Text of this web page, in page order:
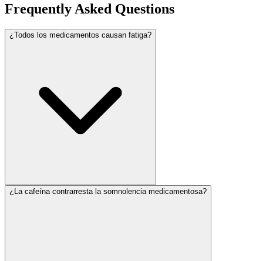
Frequently Asked Questions
¿Todos los medicamentos causan fatiga?
¿La cafeína contrarresta la somnolencia medicamentosa?